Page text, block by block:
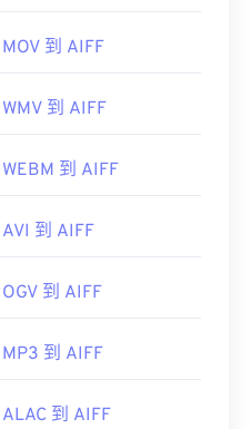
MOV 到 AIFF
WMV 到 AIFF
WEBM 到 AIFF
AVI 到 AIFF
OGV 到 AIFF
MP3 到 AIFF
ALAC 到 AIFF